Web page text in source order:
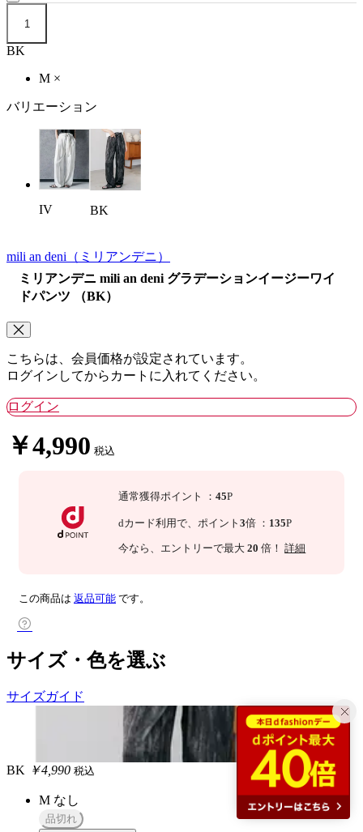
1
BK
M ×
バリエーション
IV BK
mili an deni （ミリアンデニ）
ミリアンデニ mili an deni グラデーションイージーワイ
ドパンツ （BK）
こちらは、会員価格が設定されています。
ログインしてからカートに入れてください。
ログイン
￥4,990 税込
通常獲得ポイント ：45P
dカード利用で、 ポイント3倍 ： 135P
今なら 、エントリーで最大 20 倍！詳細
この商品は 返品可能 です。
サイズ・色を選ぶ
サイズガイド
BK ￥4,990 税込
M なし
品切れ